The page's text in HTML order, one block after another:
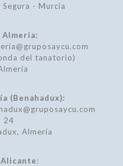
- Murcia
del tanatorio)
(Benahadux):
24
Almería
: